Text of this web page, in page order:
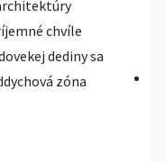
chvíle
dediny sa
zóna